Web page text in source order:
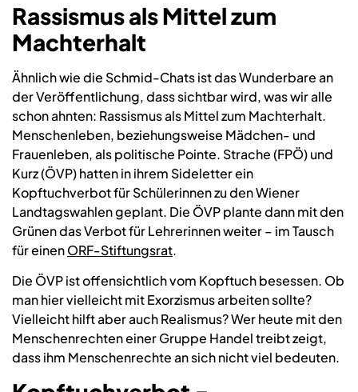
Rassismus als Mittel zum
Machterhalt
Ähnlich wie die Schmid-Chats ist das Wunderbare an
der Veröffentlichung, dass sichtbar wird, was wir alle
schon ahnten: Rassismus als Mittel zum Machterhalt.
Menschenleben, beziehungsweise Mädchen- und
Frauenleben, als politische Pointe. Strache (FPÖ) und
Kurz (ÖVP) hatten in ihrem Sideletter ein
Kopftuchverbot für Schülerinnen zu den Wiener
Landtagswahlen geplant. Die ÖVP plante dann mit den
Grünen das Verbot für Lehrerinnen weiter – im Tausch
für einenORF-Stiftungsrat.
Die ÖVP ist offensichtlich vom Kopftuch besessen. Ob
man hier vielleicht mit Exorzismus arbeiten sollte?
Vielleicht hilft aber auch Realismus? Wer heute mit den
Menschenrechten einer Gruppe Handel treibt zeigt,
dass ihm Menschenrechte an sich nicht viel bedeuten.